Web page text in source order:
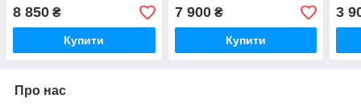
8 850 ₴
Купити
7 900₴
Купити
3
Про нас